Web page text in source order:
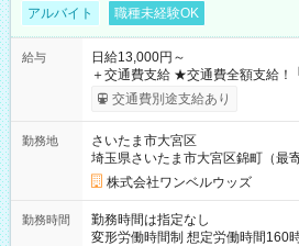
アルバイト 職種未経験OK
給与
日給13,000円～
＋交通費支給 ★交通費全額支給！ ┗案件により規定あり ★日払
いOK！（規定あり） ┗働いたそ
ンビニATMから 日払い分を引き落とせます！
交通費別途支給あり
勤務地
さいたま市大宮区
埼玉県さいたま市大宮区錦町（最
株式会社ワンベルウッズ
勤務時間
勤務時間は指定なし
変形労働時間制 想定労働時間160時間/月 【シフト例】